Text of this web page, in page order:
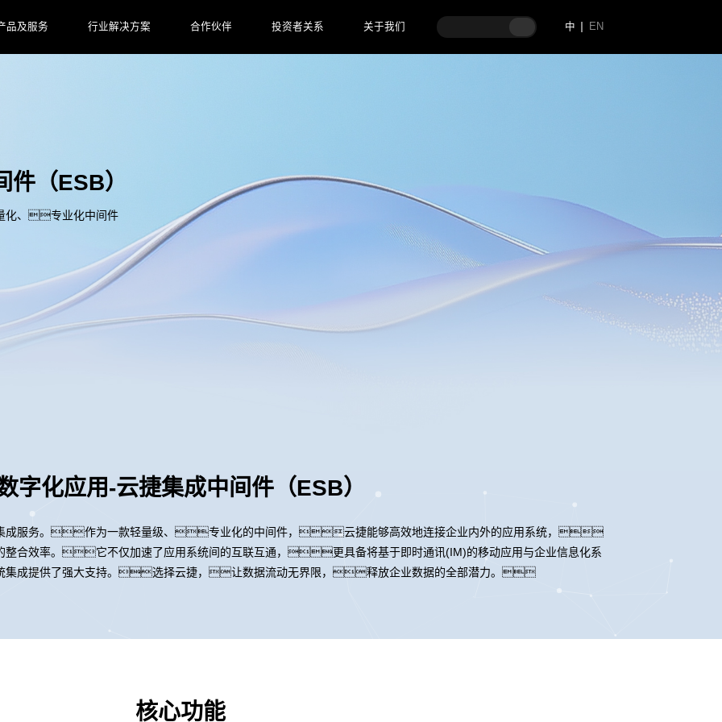
品及服务 行业解决方案 合作伙伴 投资者关系 关于我们 中 EN
（ESB）
化、专业化中间件
字化应用-云捷集成中间件（ESB）
集成服务。作为一款轻量级、专业化的中间件，云捷能够高效地连接企业内外的应用系统，
整合效率。它不仅加速了应用系统间的互联互通，更具备将基于即时通讯(IM)的移动应用与企业信息化系
集成提供了强大支持。选择云捷，让数据流动无界限，释放企业数据的全部潜力。
核心功能